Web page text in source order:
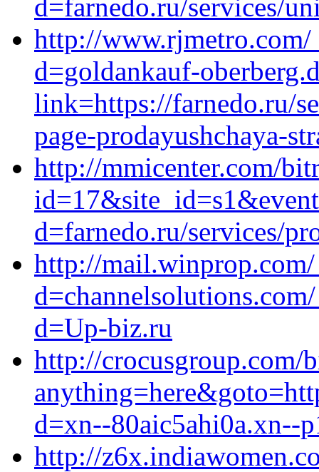
d=farnedo.ru/services/
http://www.rjmetro.com/
d=goldankauf-
link=https://farnedo.ru/
page-prodayushchaya-
http://mmicenter.com/
d=farnedo.ru/services/
http://mail.winprop.com/
d=Up-biz.ru
http://crocusgroup.com/
d=xn--80aic5ahi0a.xn--
http://